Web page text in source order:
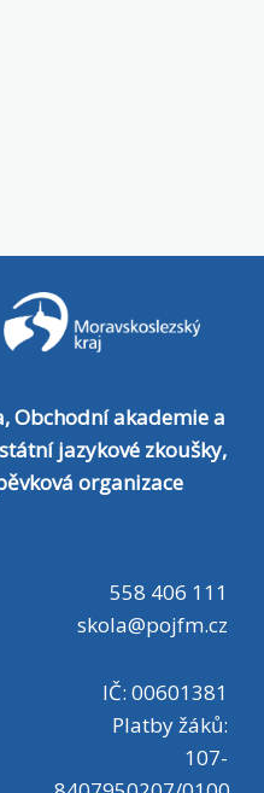
SPŠ 28.
EKONOMICKÉ
123,
ke studiu,
Souhrnné
k ISIC
pokyny k přečtení
foto, dotazník
o ISIC kartu
Obchodní akademie a
jazykové zkoušky,
organizace
558 406 111
skola@pojfm.cz
IČ: 00601381
Platby žáků:
107-